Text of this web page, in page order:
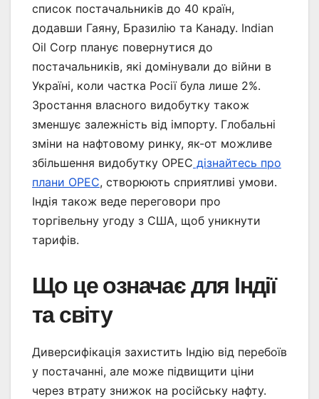
список постачальників до 40 країн,
додавши Гаяну, Бразилію та Канаду. Indian
Oil Corp планує повернутися до
постачальників, які домінували до війни в
Україні, коли частка Росії була лише 2%.
Зростання власного видобутку також
зменшує залежність від імпорту. Глобальні
зміни на нафтовому ринку, як-от можливе
збільшення видобутку OPEC дізнайтесь про
плани OPEC, створюють сприятливі умови.
Індія також веде переговори про
торгівельну угоду з США, щоб уникнути
тарифів.
Що це означає для Індії
та світу
Диверсифікація захистить Індію від перебоїв
у постачанні, але може підвищити ціни
через втрату знижок на російську нафту.